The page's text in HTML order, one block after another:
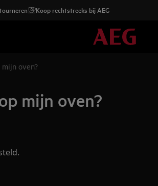
Koop rechtstreeks bij AEG
oven?
mijn oven?